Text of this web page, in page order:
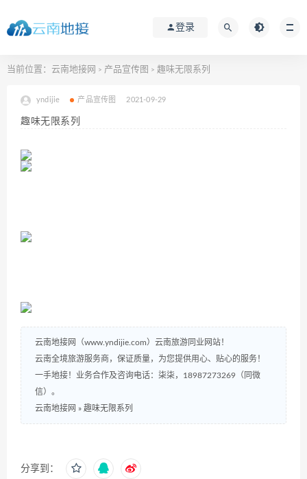
登录
当前位置： 云南地接网 > 产品宣传图 > 趣味无限系列
yndijie 产品宣传图 2021-09-29
趣味无限系列
云南地接网（www.yndijie.com）云南旅游同业网站！
云南全境旅游服务商，保证质量，为您提供用心、贴心的服务！
一手地接！业务合作及咨询电话：柒柒，18987273269（同微
信）。
云南地接网 » 趣味无限系列
分享到：